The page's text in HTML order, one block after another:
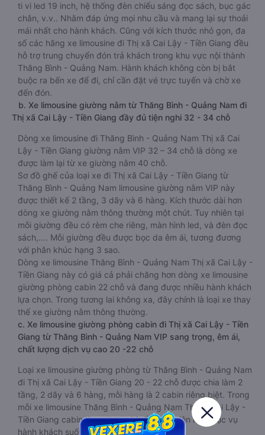
ti vi led 19 inch, hệ thống đèn chiếu sáng đọc sách, bục gác
chân, v.v.. Nhằm đáp ứng mọi nhu cầu và mang lại sự thoải
mái nhất cho hành khách. Cũng với kích thước nhỏ gọn, đa
số các hãng xe limousine đi Thị xã Cai Lậy - Tiền Giang đều
hỗ trợ trung chuyển đón trả khách trong khu vực nội thành
Thăng Bình - Quảng Nam. Hành khách không còn bị bắt
buộc ra bến xe để đi, chỉ cần đặt vé trực tuyến và chờ xe
đến đón.
b. Xe limousine giường nằm từ Thăng Bình - Quảng Nam đi
Thị xã Cai Lậy - Tiền Giang đầy đủ tiện nghi 32 - 34 chỗ
Dòng xe limousine đi Thăng Bình - Quảng Nam Thị xã Cai
Lậy - Tiền Giang giường nằm VIP 32 – 34 chỗ là dòng xe
được làm lại từ xe giường nằm 40 chỗ.
Sơ đồ ghế của loại xe đi Thị xã Cai Lậy - Tiền Giang từ
Thăng Bình - Quảng Nam limousine giường nằm VIP này
được thiết kế 2 tầng, 3 dãy và 6 hàng. Kích thước dài hơn
dòng xe giường nằm thông thường một chút. Tuy nhiên tại
mỗi giường đều có rèm che riêng, màn hình led, và đèn đọc
sách,…. Mỗi giường đều được bọc da êm ái, tương đương
với phân khúc hạng 3 sao.
Dòng xe limousine Thăng Bình - Quảng Nam Thị xã Cai Lậy -
Tiền Giang này có giá cả phải chăng hơn dòng xe limousine
giường phòng cabin 22 chỗ và đang được nhiều hành khách
lựa chọn. Trong tương lai không xa, đây chính là loại xe thay
thế xe giường nằm thông thường.
c. Xe limousine giường phòng cabin đi Thị xã Cai Lậy - Tiền
Giang từ Thăng Bình - Quảng Nam VIP sang trọng, êm ái,
chất lượng dịch vụ cao 20 -22 chỗ
Loại xe limousine giường phòng từ Thăng Bình - Quảng Nam
đi Thị xã Cai Lậy - Tiền Giang 20 - 22 chỗ được chia làm 2
tầng, 2 dãy và 6 hàng, mỗi hàng là 2 cabin riêng biệt. Trong
mỗi xe limousine Thăng Bình - Quảng Nam Thị xã Cai Lậy -
Tiền Giang cabin được trang bị rất nhiều tiện ích phục vụ
hành khách suốt hành trình.